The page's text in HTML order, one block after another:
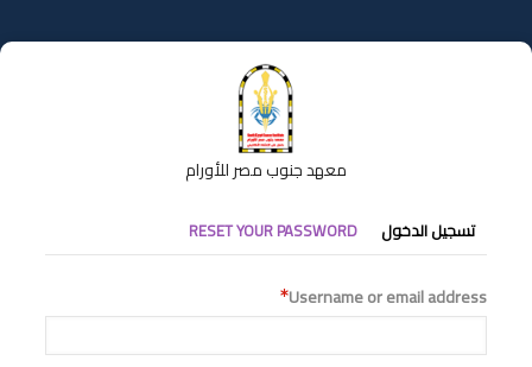
إلى
المحتوى
معهد جنوب مصر للأورام
التبويبات
الأساسية
تسجيل الدخول RESET YOUR PASSWORD
Username or email address